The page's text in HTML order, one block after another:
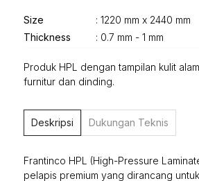
Size
: 1220 mm x 2440 mm
Thickness
: 0.7 mm - 1 mm
Produk HPL dengan tampilan kulit
furnitur dan dinding.
Deskripsi Dukungan Teknis
Frantinco HPL (High-Pressure
pelapis premium yang dirancang